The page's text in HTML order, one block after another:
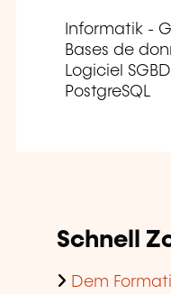
Informatik -
Bases de
Logiciel
PostgreSQL
Schnell
Dem